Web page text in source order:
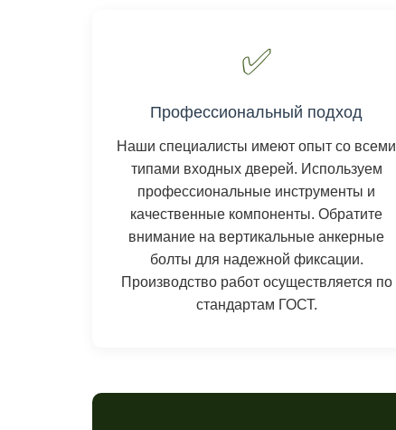
✅
Профессиональный подход
Наши специалисты имеют опыт со всеми
типами входных дверей. Используем
профессиональные инструменты и
качественные компоненты. Обратите
внимание на вертикальные анкерные
болты для надежной фиксации.
Производство работ осуществляется по
стандартам ГОСТ.